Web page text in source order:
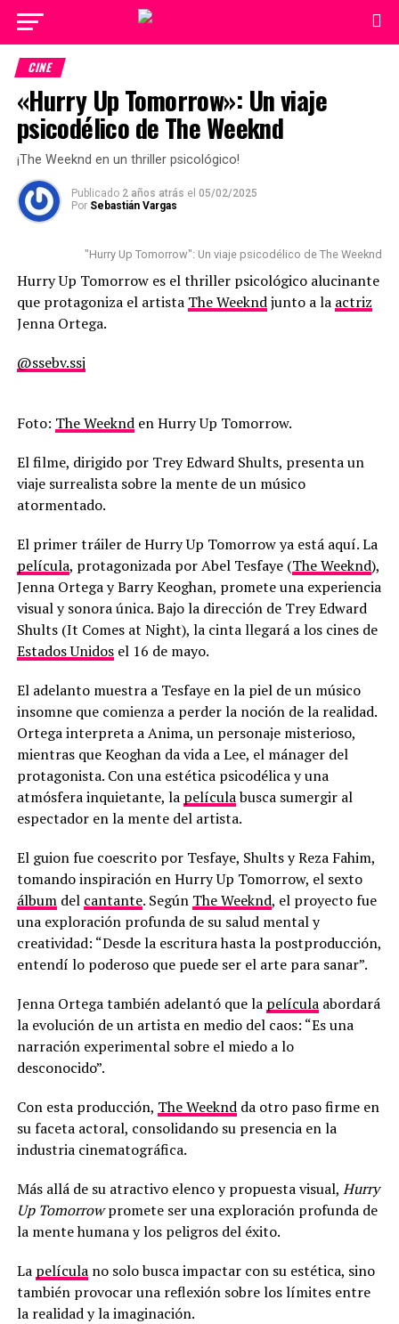
CINE
«Hurry Up Tomorrow»: Un viaje
psicodélico de The Weeknd
¡The Weeknd en un thriller psicológico!
Publicado 2 años atrás el 05/02/2025
Por Sebastián Vargas
"Hurry Up Tomorrow": Un viaje psicodélico de The Weeknd
Hurry Up Tomorrow es el thriller psicológico alucinante
que protagoniza el artista The Weekndjunto a la actriz
Jenna Ortega.
@ssebv.ssj
Foto: The Weeknden Hurry Up Tomorrow.
El filme, dirigido por Trey Edward Shults, presenta un
viaje surrealista sobre la mente de un músico
atormentado.
El primer tráiler de Hurry Up Tomorrow ya está aquí. La
película, protagonizada por Abel Tesfaye (The Weeknd),
Jenna Ortega y Barry Keoghan, promete una experiencia
visual y sonora única. Bajo la dirección de Trey Edward
Shults (It Comes at Night), la cinta llegará a los cines de
Estados Unidosel 16 de mayo.
El adelanto muestra a Tesfaye en la piel de un músico
insomne que comienza a perder la noción de la realidad.
Ortega interpreta a Anima, un personaje misterioso,
mientras que Keoghan da vida a Lee, el mánager del
protagonista. Con una estética psicodélica y una
atmósfera inquietante, la películabusca sumergir al
espectador en la mente del artista.
El guion fue coescrito por Tesfaye, Shults y Reza Fahim,
tomando inspiración en Hurry Up Tomorrow, el sexto
álbumdel cantante. Según The Weeknd, el proyecto fue
una exploración profunda de su salud mental y
creatividad: “Desde la escritura hasta la postproducción,
entendí lo poderoso que puede ser el arte para sanar”.
Jenna Ortega también adelantó que la películaabordará
la evolución de un artista en medio del caos: “Es una
narración experimental sobre el miedo a lo
desconocido”.
Con esta producción, The Weekndda otro paso firme en
su faceta actoral, consolidando su presencia en la
industria cinematográfica.
Más allá de su atractivo elenco y propuesta visual, Hurry
Up Tomorrowpromete ser una exploración profunda de
la mente humana y los peligros del éxito.
La películano solo busca impactar con su estética, sino
también provocar una reflexión sobre los límites entre
la realidad y la imaginación.